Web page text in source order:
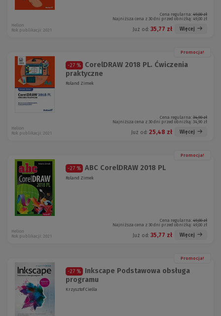
Cena regularna: 49,00 zł
Najniższa cena z 30 dni przed obniżką: 49,00 zł
Już od: 35,77 zł Więcej
Helion
Rok publikacji: 2021
Promocja!
-27 %
CorelDRAW 2018 PL. Ćwiczenia
praktyczne
Roland Zimek
Cena regularna: 34,90 zł
Najniższa cena z 30 dni przed obniżką: 34,90 zł
Już od: 25,48 zł Więcej
Helion
Rok publikacji: 2021
Promocja!
-27 % ABC CorelDRAW 2018 PL
Roland Zimek
Cena regularna: 49,00 zł
Najniższa cena z 30 dni przed obniżką: 49,00 zł
Już od: 35,77 zł Więcej
Helion
Rok publikacji: 2021
Promocja!
-27 %
Inkscape Podstawowa obsługa
programu
Krzysztof Cieśla